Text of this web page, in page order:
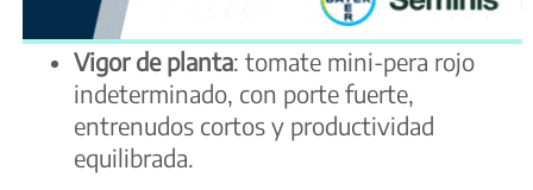
Vigor de planta: tomate mini-pera rojo
indeterminado, con porte fuerte,
entrenudos cortos y productividad
equilibrada.